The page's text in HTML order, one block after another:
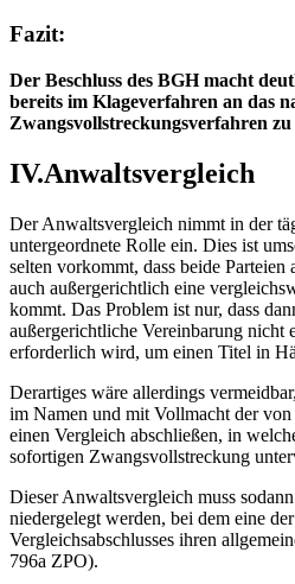
Fazit:
Der Beschluss des BGH macht
bereits im Klageverfahren an das
Zwangsvollstreckungsverfahren
IV.Anwaltsvergleich
Der Anwaltsvergleich nimmt in der
untergeordnete Rolle ein. Dies ist
selten vorkommt, dass beide
auch außergerichtlich eine
kommt. Das Problem ist nur, dass
außergerichtliche Vereinbarung nicht
erforderlich wird, um einen Titel in
Derartiges wäre allerdings
im Namen und mit Vollmacht der von
einen Vergleich abschließen, in
sofortigen Zwangsvollstreckung
Dieser Anwaltsvergleich muss
niedergelegt werden, bei dem eine
Vergleichsabschlusses ihren
796a ZPO).